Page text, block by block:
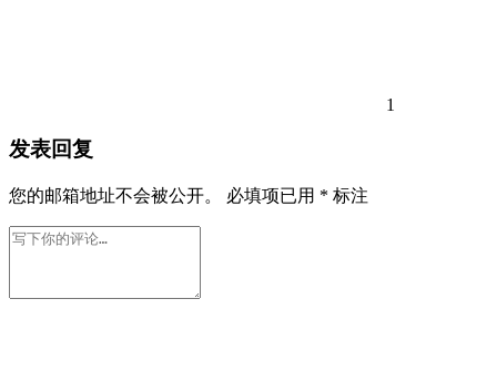
1
发表回复
您的邮箱地址不会被公开。 必填项已用 * 标注